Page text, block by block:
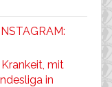
mit
in